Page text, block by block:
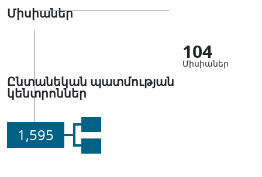
Միսիաներ
104
Միսիաներ
Ընտանեկան պատմության
կենտրոններ
1,595